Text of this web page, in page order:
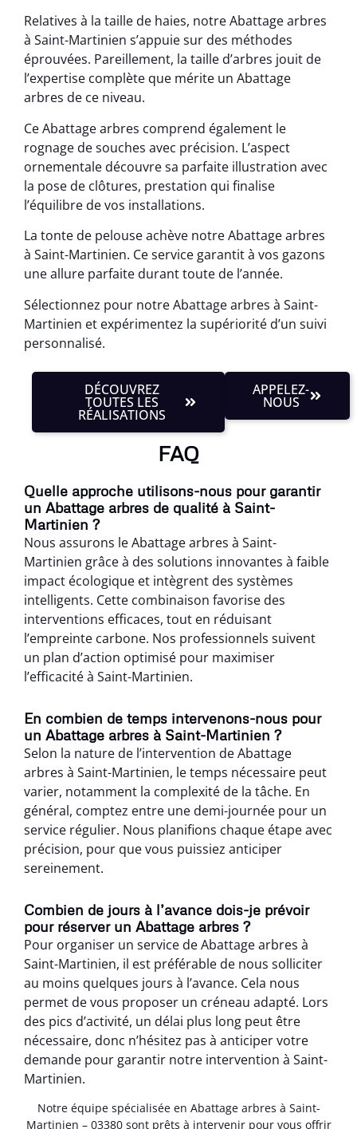
Relatives à la taille de haies, notre Abattage arbres
à Saint-Martinien s’appuie sur des méthodes
éprouvées. Pareillement, la taille d’arbres jouit de
l’expertise complète que mérite un Abattage
arbres de ce niveau.
Ce Abattage arbres comprend également le
rognage de souches avec précision. L’aspect
ornementale découvre sa parfaite illustration avec
la pose de clôtures, prestation qui finalise
l’équilibre de vos installations.
La tonte de pelouse achève notre Abattage arbres
à Saint-Martinien. Ce service garantit à vos gazons
une allure parfaite durant toute de l’année.
Sélectionnez pour notre Abattage arbres à Saint-
Martinien et expérimentez la supériorité d’un suivi
personnalisé.
DÉCOUVREZ
TOUTES LES
RÉALISATIONS
APPELEZ-
NOUS
FAQ
Quelle approche utilisons-nous pour garantir
un Abattage arbres de qualité à Saint-
Martinien ?
Nous assurons le Abattage arbres à Saint-
Martinien grâce à des solutions innovantes à faible
impact écologique et intègrent des systèmes
intelligents. Cette combinaison favorise des
interventions efficaces, tout en réduisant
l’empreinte carbone. Nos professionnels suivent
un plan d’action optimisé pour maximiser
l’efficacité à Saint-Martinien.
En combien de temps intervenons-nous pour
un Abattage arbres à Saint-Martinien ?
Selon la nature de l’intervention de Abattage
arbres à Saint-Martinien, le temps nécessaire peut
varier, notamment la complexité de la tâche. En
général, comptez entre une demi-journée pour un
service régulier. Nous planifions chaque étape avec
précision, pour que vous puissiez anticiper
sereinement.
Combien de jours à l’avance dois-je prévoir
pour réserver un Abattage arbres ?
Pour organiser un service de Abattage arbres à
Saint-Martinien, il est préférable de nous solliciter
au moins quelques jours à l’avance. Cela nous
permet de vous proposer un créneau adapté. Lors
des pics d’activité, un délai plus long peut être
nécessaire, donc n’hésitez pas à anticiper votre
demande pour garantir notre intervention à Saint-
Martinien.
Notre équipe spécialisée en Abattage arbres à Saint-
Martinien – 03380 sont prêts à intervenir pour vous offrir